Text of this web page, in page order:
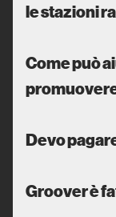
le stazioni
Come può
Devo
Groover è